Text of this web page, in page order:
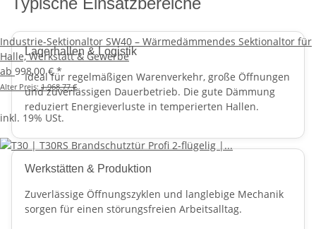
Lagerhallen & Logistik
Ideal für regelmäßigen Warenverkehr, große Öffnungen
und zuverlässigen Dauerbetrieb. Die gute Dämmung
reduziert Energieverluste in temperierten Hallen.
Werkstätten & Produktion
Zuverlässige Öffnungszyklen und langlebige Mechanik
sorgen für einen störungsfreien Arbeitsalltag.
Industrie-Sektionaltor SW40 – Wärmedämmendes Sektionaltor für
Halle, Werkstatt & Gewerbe
ab 998,00 €*
Alter Preis: 1.968,77 €
inkl. 19% USt.